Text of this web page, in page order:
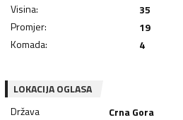
Visina:
35
Promjer:
19
Komada: 4
LOKACIJA OGLASA
Država
Crna Gora